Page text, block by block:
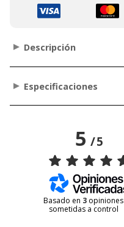
Descripción
Especificaciones
5/5
Basado en 3 opiniones
sometidas a control